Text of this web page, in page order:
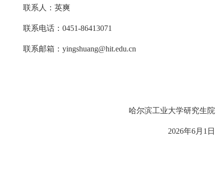
联系人：英爽
联系电话： 0451-86413071
联系邮箱： yingshuang@hit.edu.cn
哈尔滨工业大学研究生院
2026年6月 1 日